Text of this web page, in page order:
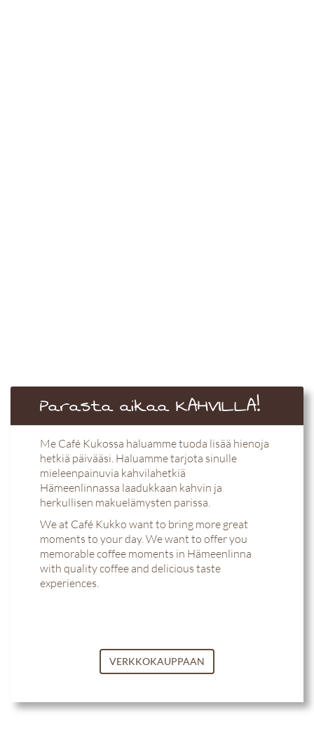
Parasta aikaa KAHVILLA!
Me Café Kukossa haluamme tuoda lisää hienoja
hetkiä päivääsi. Haluamme tarjota sinulle
mieleenpainuvia kahvilahetkiä
Hämeenlinnassa laadukkaan kahvin ja
herkullisen makuelämysten parissa.
We at Café Kukko want to bring more great
moments to your day. We want to offer you
memorable coffee moments in Hämeenlinna
with quality coffee and delicious taste
experiences.
VERKKOKAUPPAAN